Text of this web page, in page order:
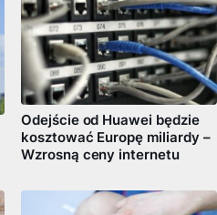
Odejście od Huawei będzie
kosztować Europę miliardy –
Wzrosną ceny internetu